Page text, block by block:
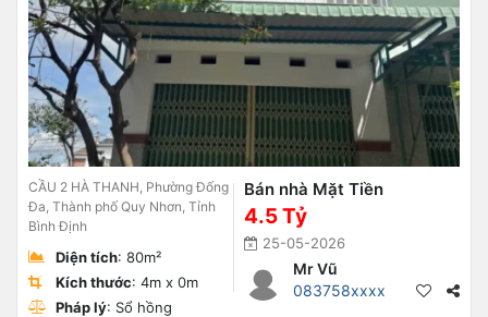
CẦU 2 HÀ THANH, Phường Đống
Đa, Thành phố Quy Nhơn, Tỉnh
Bình Định
Diện tích: 80m²
Kích thước: 4m x 0m
Pháp lý: Sổ hồng
Bán nhà Mặt Tiền
4.5 Tỷ
25-05-2026
Mr Vũ
083758xxxx